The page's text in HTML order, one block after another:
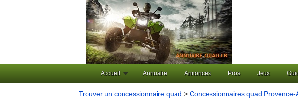
Accueil Annuaire Annonces Pros Jeux
Trouver un concessionnaire quad > Concessionnaires quad Provence-